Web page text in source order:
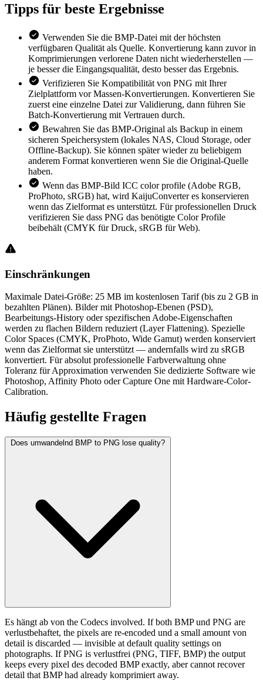
Tipps für beste Ergebnisse
Verwenden Sie die BMP-Datei mit der höchsten
verfügbaren Qualität als Quelle. Konvertierung kann zuvor in
Komprimierungen verlorene Daten nicht wiederherstellen —
je besser die Eingangsqualität, desto besser das Ergebnis.
Verifizieren Sie Kompatibilität von PNG mit Ihrer
Zielplattform vor Massen-Konvertierungen. Konvertieren Sie
zuerst eine einzelne Datei zur Validierung, dann führen Sie
Batch-Konvertierung mit Vertrauen durch.
Bewahren Sie das BMP-Original als Backup in einem
sicheren Speichersystem (lokales NAS, Cloud Storage, oder
Offline-Backup). Sie können später wieder zu beliebigem
anderem Format konvertieren wenn Sie die Original-Quelle
haben.
Wenn das BMP-Bild ICC color profile (Adobe RGB,
ProPhoto, sRGB) hat, wird KaijuConverter es konservieren
wenn das Zielformat es unterstützt. Für professionellen Druck
verifizieren Sie dass PNG das benötigte Color Profile
beibehält (CMYK für Druck, sRGB für Web).
Einschränkungen
Maximale Datei-Größe: 25 MB im kostenlosen Tarif (bis zu 2 GB in
bezahlten Plänen). Bilder mit Photoshop-Ebenen (PSD),
Bearbeitungs-History oder spezifischen Adobe-Eigenschaften
werden zu flachen Bildern reduziert (Layer Flattening). Spezielle
Color Spaces (CMYK, ProPhoto, Wide Gamut) werden konserviert
wenn das Zielformat sie unterstützt — andernfalls wird zu sRGB
konvertiert. Für absolut professionelle Farbverwaltung ohne
Toleranz für Approximation verwenden Sie dedizierte Software wie
Photoshop, Affinity Photo oder Capture One mit Hardware-Color-
Calibration.
Häufig gestellte Fragen
Does umwandelnd BMP to PNG lose quality?
Es hängt ab von the Codecs involved. If both BMP und PNG are
verlustbehaftet, the pixels are re-encoded und a small amount von
detail is discarded — invisible at default quality settings on
photographs. If PNG is verlustfrei (PNG, TIFF, BMP) the output
keeps every pixel des decoded BMP exactly, aber cannot recover
detail that BMP had already komprimiert away.